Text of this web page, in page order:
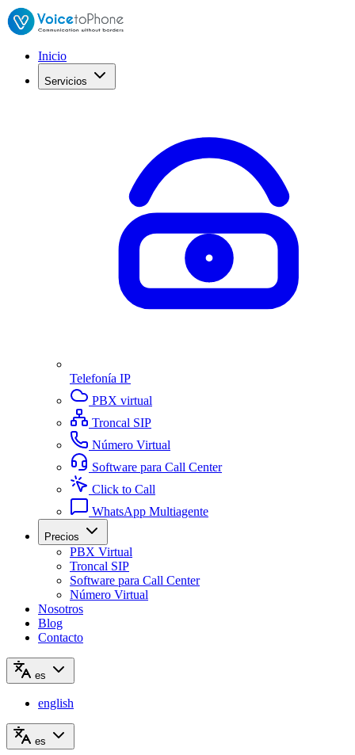
Inicio
Servicios
Telefonía IP
PBX virtual
Troncal SIP
Número Virtual
Software para Call Center
Click to Call
WhatsApp Multiagente
Precios
PBX Virtual
Troncal SIP
Software para Call Center
Número Virtual
Nosotros
Blog
Contacto
es
english
es